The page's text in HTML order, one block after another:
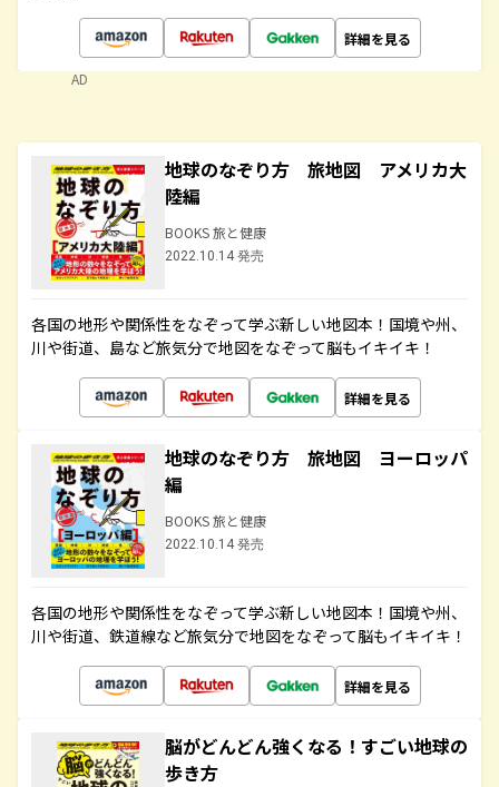
詳細を見る
AD
地球のなぞり方 旅地図 アメリカ大
陸編
BOOKS 旅と健康
2022.10.14 発売
各国の地形や関係性をなぞって学ぶ新しい地図本！国境や州、
川や街道、島など旅気分で地図をなぞって脳もイキイキ！
詳細を見る
地球のなぞり方 旅地図 ヨーロッパ
編
BOOKS 旅と健康
2022.10.14 発売
各国の地形や関係性をなぞって学ぶ新しい地図本！国境や州、
川や街道、鉄道線など旅気分で地図をなぞって脳もイキイキ！
詳細を見る
脳がどんどん強くなる！すごい地球の
歩き方